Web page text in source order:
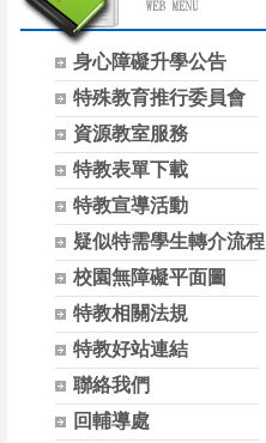
身心障礙升學公告
特殊教育推行委員會
資源教室服務
特教表單下載
特教宣導活動
疑似特需學生轉介流程
校園無障礙平面圖
特教相關法規
特教好站連結
聯絡我們
回輔導處